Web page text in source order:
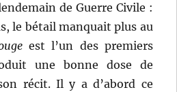
de Guerre Civile :
le bétail manquait plus au
est l’un des premiers
une bonne dose de
récit. Il y a d’abord ce